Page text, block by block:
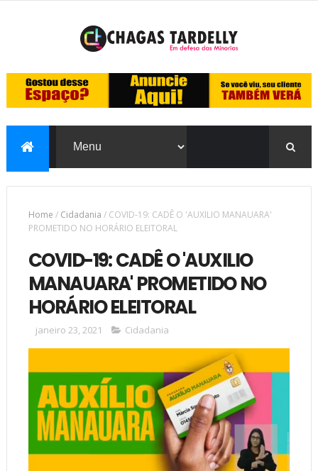
Home / Cidadania / COVID-19: CADÊ O 'AUXILIO MANAUARA'
PROMETIDO NO HORÁRIO ELEITORAL
COVID-19: CADÊ O 'AUXILIO
MANAUARA' PROMETIDO NO
HORÁRIO ELEITORAL
janeiro 23, 2021 Cidadania